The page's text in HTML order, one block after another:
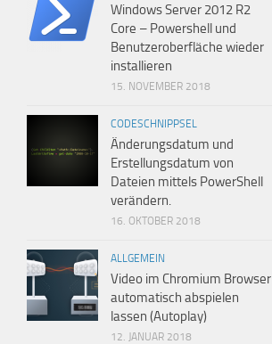
Windows Server 2012 R2
Core – Powershell und
Benutzeroberfläche wieder
installieren
15. NOVEMBER 2018
CODESCHNIPPSEL
Änderungsdatum und
Erstellungsdatum von
Dateien mittels PowerShell
verändern.
16. OKTOBER 2018
ALLGEMEIN
Video im Chromium Browser
automatisch abspielen
lassen (Autoplay)
12. JANUAR 2018